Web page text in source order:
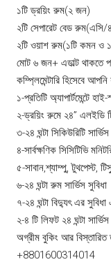
১টি ড্রয়িং রুম(২ জন)
২টি সেপারেট বেড
২টি ওয়াশ রুম(১টি কমন ও
মোট ৬ জন+ এডাল্ট থাকতে
কম্প্লিমেন্টারি হিসেবে আপনি
১-প্রতিটি অ্যাপার্টমেন্টে
২-ড্রয়িং রুমে ২৪” এলইডি
৩-২৪ ঘন্টা সিকিউরিটি সার্ভিস
৪-সার্বক্ষণিক সিসিটিভি
৫-সাবান,শ্যাম্পু, টুথপেস্ট,
৬-২৪ ঘন্টা রুম সার্ভিস সুবিধা
৭-২৪ ঘন্টা বিদ্যুৎ এর
২-৪ টি লিফট ২৪ ঘন্টা সার্ভিস
অগ্রীম বুকিং আর
+8801600314014